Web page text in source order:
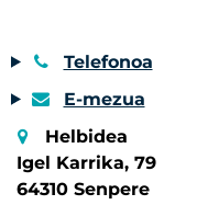
Telefonoa
E-mezua
Helbidea
Igel Karrika, 79
64310 Senpere